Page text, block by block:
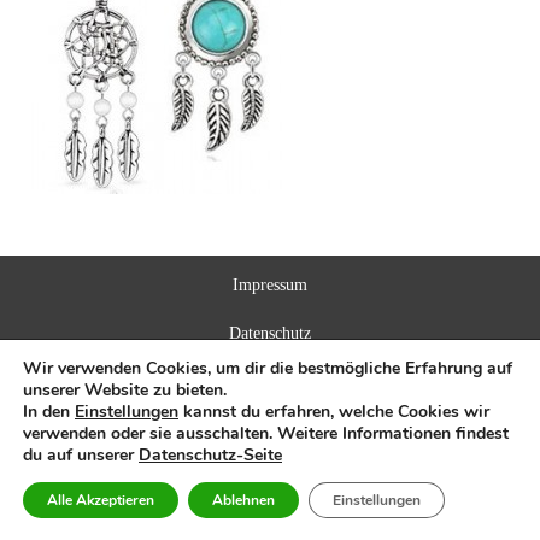
Impressum
Datenschutz
Wir verwenden Cookies, um dir die bestmögliche Erfahrung auf
unserer Website zu bieten.
In den Einstellungen kannst du erfahren, welche Cookies wir
verwenden oder sie ausschalten. Weitere Informationen findest
du auf unserer Datenschutz-Seite
Alle Akzeptieren Ablehnen Einstellungen